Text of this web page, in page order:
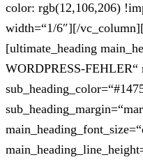
color: rgb(12,106,206)
width=“1/6″][/
[ultimate_heading
WORDPRESS-FEHLER“